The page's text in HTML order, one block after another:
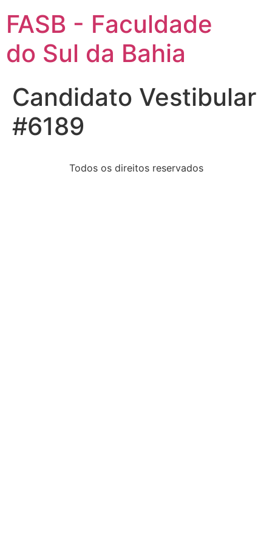
FASB - Faculdade
do Sul da Bahia
Candidato Vestibular
#6189
Todos os direitos reservados